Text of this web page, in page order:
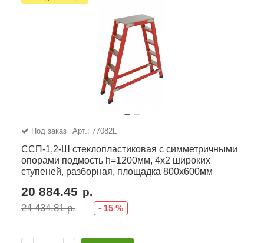
Под заказ Арт.: 77082L
ССП-1,2-Ш стеклопластиковая с симметричными
опорами подмость h=1200мм, 4х2 широких
ступеней, разборная, площадка 800х600мм
20 884.45 р.
24 434.81р. - 15 %